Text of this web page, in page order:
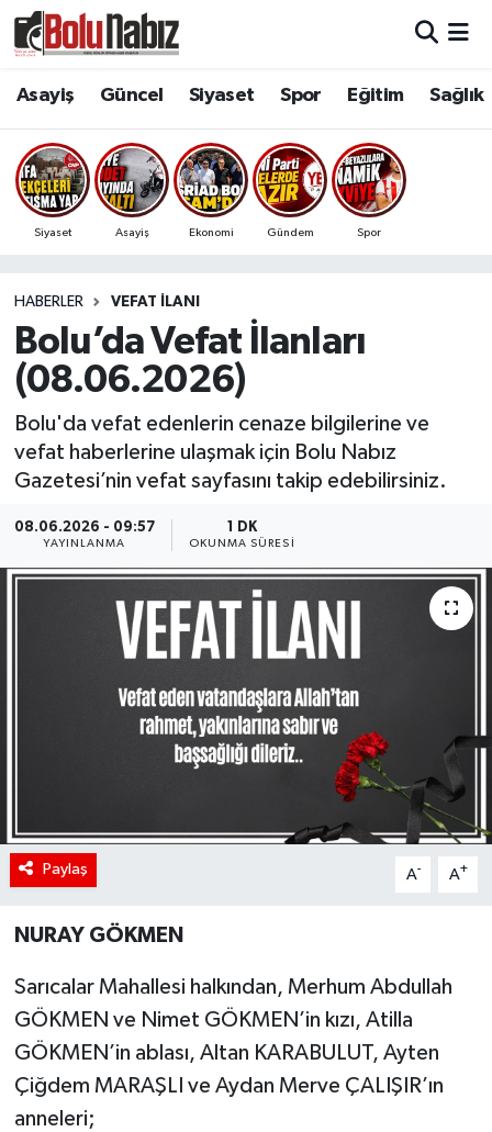
Asayiş Güncel Siyaset Spor Eğitim Sağlık
Siyaset Asayiş Ekonomi Gündem Spor
HABERLER VEFAT İLANI
Bolu’da Vefat İlanları
(08.06.2026)
Bolu'da vefat edenlerin cenaze bilgilerine ve
vefat haberlerine ulaşmak için Bolu Nabız
Gazetesi’nin vefat sayfasını takip edebilirsiniz.
08.06.2026 - 09:57
YAYINLANMA
1 DK
OKUNMA SÜRESI
Paylaş A- A+
NURAY GÖKMEN
Sarıcalar Mahallesi halkından, Merhum Abdullah
GÖKMEN ve Nimet GÖKMEN’in kızı, Atilla
GÖKMEN’in ablası, Altan KARABULUT, Ayten
Çiğdem MARAŞLI ve Aydan Merve ÇALIŞIR’ın
anneleri;
Güncel
Bolu Hava Durumu
Bolu Namaz Vakitleri
Süper Lig Puan Durumu ve Fikstür
Tüm Manşetler
Son Dakika Haberleri
Haber Arşivi